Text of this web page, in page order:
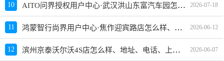
省道303线(哈密-阜康)518公里至省道303线(哈密-阜
康)532公里
净化路科二路
10 AITO问界授权用户中心·武汉洪山东富汽车园怎么样、地址、电话、上班时间查询 2026-07-18
11 鸿蒙智行尚界用户中心·焦作迎宾路店怎么样、地址、电话、上班时间查询 2026-06-12
12 滨州京泰沃尔沃4S店怎么样、地址、电话、上班时间查询 2026-06-07